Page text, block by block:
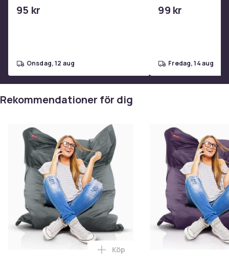
Materialtyp: Högkvalitativ polyester för långvarig
3b4fc59e-bd00-4c02-bb85-2e2d50cceef3
Produktsäkerhetsinformation
95 kr
onsdag, 12 aug
99 kr
fredag, 14 aug
Rekommendationer för dig
Lägg till XXL beanbag - Grå i
Köp